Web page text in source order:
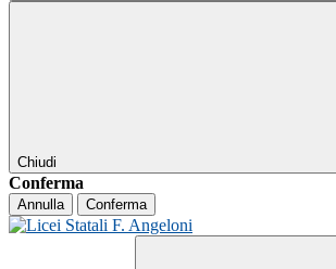
Chiudi
Conferma
Annulla Conferma